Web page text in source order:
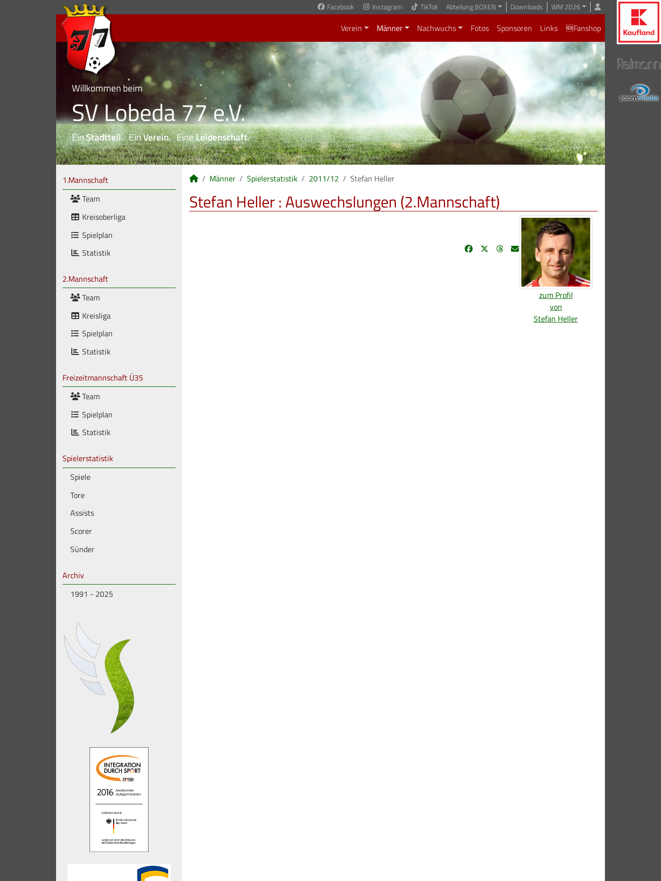
Facebook Instagram TikTok Abteilung BOXEN Downloads WM 2026
Verein Männer Nachwuchs Fotos Sponsoren Links 🆕Fanshop
Willkommen beim
SV Lobeda 77 e.V.
EinStadtteil. EinVerein. EineLeidenschaft.
1.Mannschaft
Team
Kreisoberliga
Spielplan
Statistik
2.Mannschaft
Team
Kreisliga
Spielplan
Statistik
Freizeitmannschaft Ü35
Team
Spielplan
Statistik
Spielerstatistik
Spiele
Tore
Assists
Scorer
Sünder
Archiv
1991 - 2025
Männer Spielerstatistik 2011/12 Stefan Heller
Stefan Heller : Auswechslungen (2.Mannschaft)
zum Profil
von
Stefan Heller